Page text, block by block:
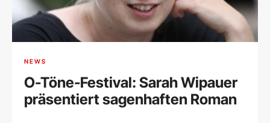
NEWS
O-Töne-Festival: Sarah Wipauer
präsentiert sagenhaften Roman